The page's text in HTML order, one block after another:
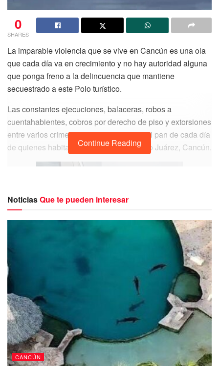
0
SHARES
La imparable violencia que se vive en Cancún es una ola
que cada día va en crecimiento y no hay autoridad alguna
que ponga freno a la delincuencia que mantiene
secuestrado a este Polo turístico.
Las constantes ejecuciones, balaceras, robos a
cuentahabientes, cobros por derecho de piso y extorsiones
entre varios crímenes más, se ha vuelto el pan de cada día
de quienes habitan el municipio de Benito Juárez, Cancún.
Todo lo anterior se vio reflejado con el informe emitido por
la Asociación del Consejo Ciudadano para la Justicia
Penal y la Paz quién pone en evidencia el vergonzoso
lugar que ocupa Cancún en el ranking de las ciudades
Continue Reading
NoticiasQue te pueden interesar
CANCÚN